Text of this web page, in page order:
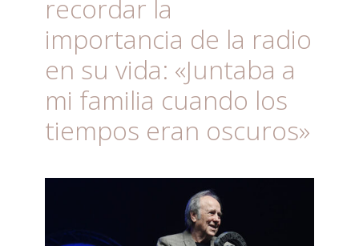
recordar la
importancia de la radio
en su vida: «Juntaba a
mi familia cuando los
tiempos eran oscuros»